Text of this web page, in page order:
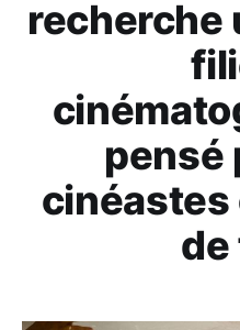
recherche
pensé
de